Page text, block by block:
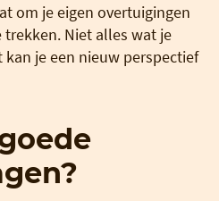
om je eigen overtuigingen
Niet alles wat je
je een nieuw perspectief